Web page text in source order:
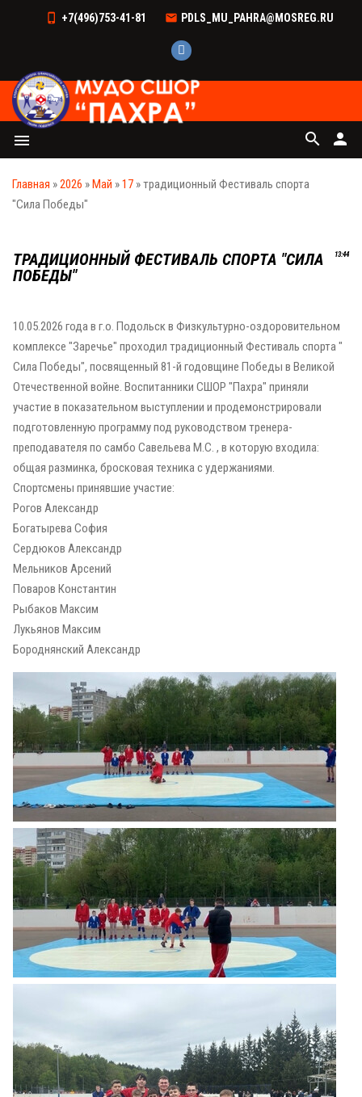
+7(496)753-41-81 PDLS_MU_PAHRA@MOSREG.RU
menu person
search
Главная »2026 »Май »17 » традиционный Фестиваль спорта
"Сила Победы"
13:44
ТРАДИЦИОННЫЙ ФЕСТИВАЛЬ СПОРТА "СИЛА
ПОБЕДЫ"
10.05.2026 года в г.о. Подольск в Физкультурно-оздоровительном
комплексе "Заречье" проходил традиционный Фестиваль спорта "
Сила Победы", посвященный 81-й годовщине Победы в Великой
Отечественной войне. Воспитанники СШОР "Пахра" приняли
участие в показательном выступлении и продемонстрировали
подготовленную программу под руководством тренера-
преподавателя по самбо Савельева М.С. , в которую входила:
общая разминка, бросковая техника с удержаниями.
Спортсмены принявшие участие:
Рогов Александр
Богатырева София
Сердюков Александр
Мельников Арсений
Поваров Константин
Рыбаков Максим
Лукьянов Максим
Бороднянский Александр